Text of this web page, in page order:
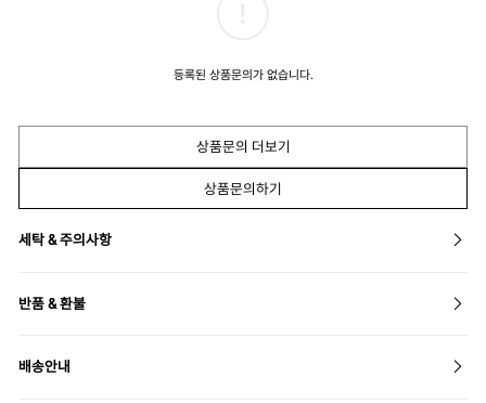
등록된 상품문의가 없습니다.
상품문의 더보기
상품문의하기
세탁 & 주의사항
반품 & 환불
배송안내